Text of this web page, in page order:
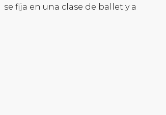
se fija en una clase de ballet y a